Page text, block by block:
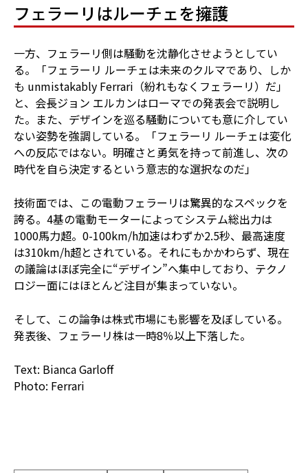
フェラーリはルーチェを擁護
一方、フェラーリ側は騒動を沈静化させようとしてい
る。「フェラーリ ルーチェは未来のクルマであり、しか
も unmistakably Ferrari（紛れもなくフェラーリ）だ」
と、会長ジョン エルカンはローマでの発表会で説明し
た。また、デザインを巡る騒動についても意に介してい
ない姿勢を強調している。「フェラーリ ルーチェは変化
への反応ではない。明確さと勇気を持って前進し、次の
時代を自ら決定するという意志的な選択なのだ」
技術面では、この電動フェラーリは驚異的なスペックを
誇る。4基の電動モーターによってシステム総出力は
1000馬力超。0-100km/h加速はわずか2.5秒、最高速度
は310km/h超とされている。それにもかかわらず、現在
の議論はほぼ完全に“デザイン”へ集中しており、テクノ
ロジー面にはほとんど注目が集まっていない。
そして、この論争は株式市場にも影響を及ぼしている。
発表後、フェラーリ株は一時8％以上下落した。
Text: Bianca Garloff
Photo: Ferrari